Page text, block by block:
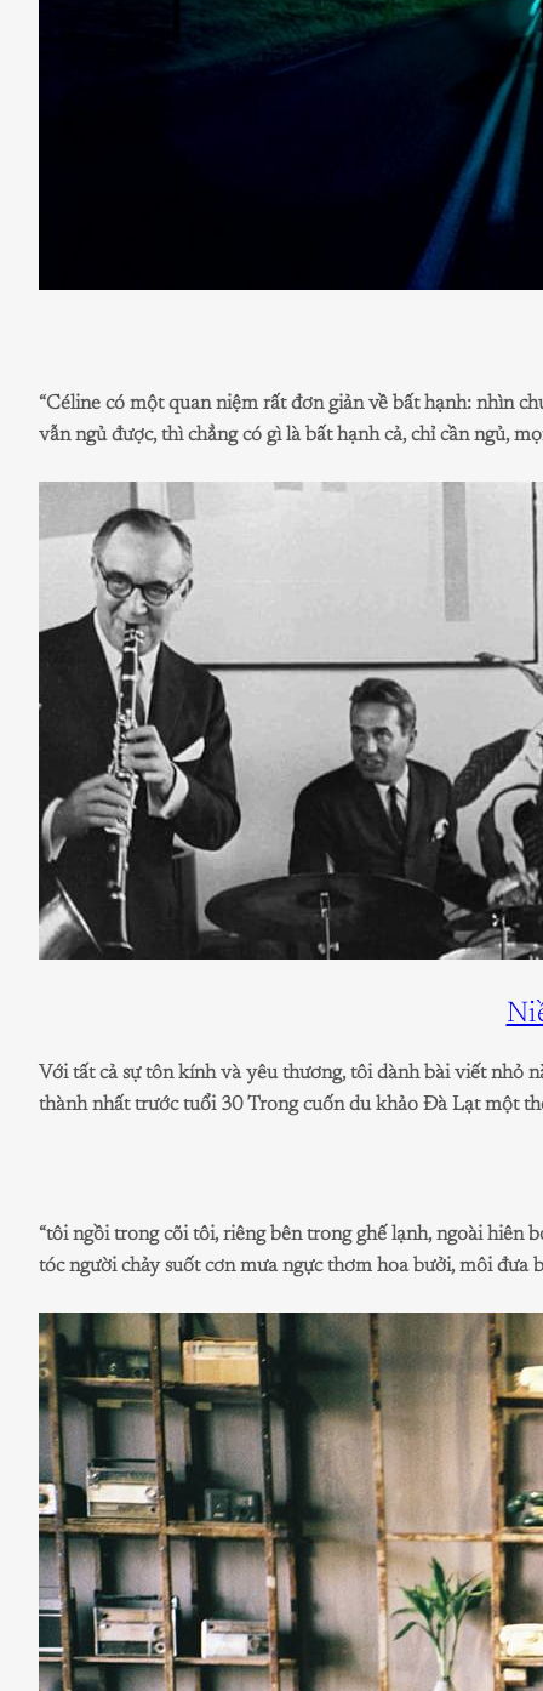
“Céline có một quan niệm rất đơn giản về bất hạnh: nhìn
vẫn ngủ được, thì chẳng có gì là bất hạnh cả, chỉ cần ngủ,
Với tất cả sự tôn kính và yêu thương, tôi dành bài viết nhỏ
thành nhất trước tuổi 30 Trong cuốn du khảo Đà Lạt một
“tôi ngồi trong cõi tôi, riêng bên trong ghế lạnh, ngoài hiên
tóc người chảy suốt cơn mưa ngực thơm hoa bưởi, môi